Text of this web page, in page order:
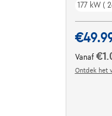
177 kW (
Vanaf
Ontdek het